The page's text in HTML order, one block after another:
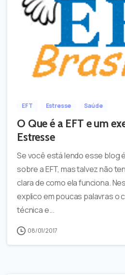
EFT Estresse Saúde
O Que é a EFT e um
Estresse
Se você está lendo esse blog
sobre a EFT, mas talvez não
clara de como ela funciona.
explico em poucas palavras o
técnica e...
08/01/2017